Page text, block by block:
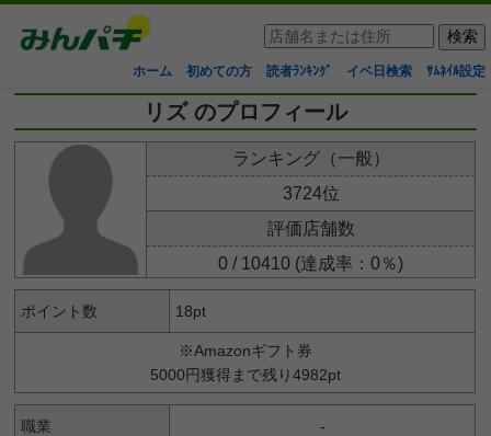
ホーム 初めての方 読者ﾗﾝｷﾝｸﾞ イベ日検索 ｻﾑﾈｲﾙ設定
リズ のプロフィール
ランキング（一般）
3724位
評価店舗数
0 / 10410 (達成率：0％)
ポイント数 18pt
※Amazonギフト券
5000円獲得まで残り4982pt
職業 -